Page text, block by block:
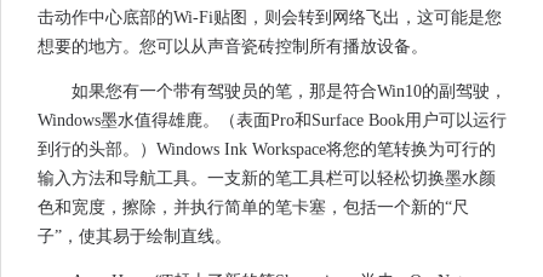
击动作中心底部的Wi-Fi贴图，则会转到网络飞出，这可能是您
想要的地方。您可以从声音瓷砖控制所有播放设备。
如果您有一个带有驾驶员的笔，那是符合Win10的副驾驶，
Windows墨水值得雄鹿。（表面Pro和Surface Book用户可以运行
到行的头部。）Windows Ink Workspace将您的笔转换为可行的
输入方法和导航工具。一支新的笔工具栏可以轻松切换墨水颜
色和宽度，擦除，并执行简单的笔卡塞，包括一个新的“尺
子”，使其易于绘制直线。